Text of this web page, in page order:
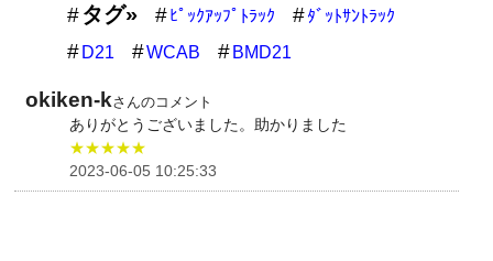
タグ» ﾋﾟｯｸｱｯﾌﾟﾄﾗｯｸ
ﾀﾞｯﾄｻﾝﾄﾗｯｸ
D21
WCAB BMD21
okiken-kさんのコメント
ありがとうございました。助かりました
★★★★★
2023-06-05 10:25:33